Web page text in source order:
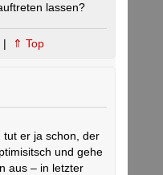
lassen?
| ⇑ Top
tut er ja schon, der
und gehe
aus – in letzter